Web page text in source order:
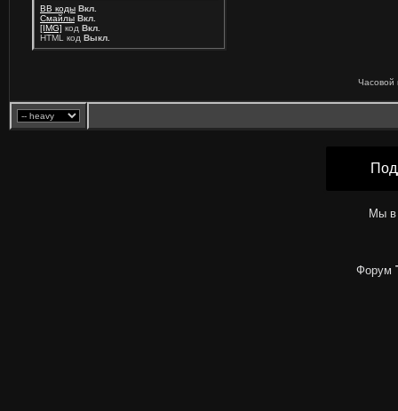
BB коды Вкл.
Смайлы Вкл.
[IMG] код Вкл.
HTML код Выкл.
Часовой
Мы в
Форум